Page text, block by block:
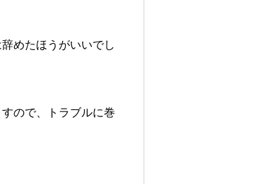
めたほうがいいでし
ので、トラブルに巻